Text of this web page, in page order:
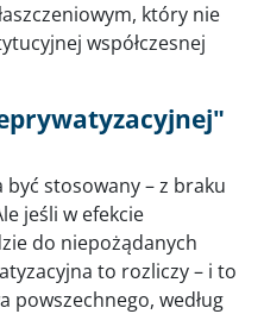
który nie
współczesnej
stosowany – z braku
jeśli w efekcie
do niepożądanych
to rozliczy – i to
powszechnego, według